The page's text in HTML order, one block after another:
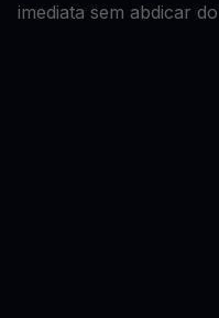
imediata sem abdicar